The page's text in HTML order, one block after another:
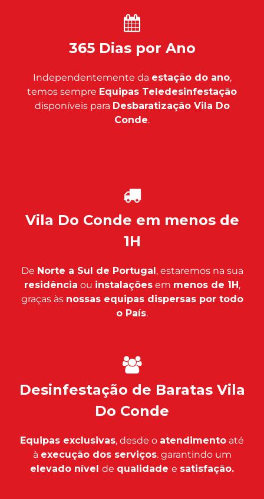
365 Dias por Ano
Independentemente da estação do ano,
temos sempre Equipas Teledesinfestação
disponíveis para Desbaratização Vila Do
Conde.
Vila Do Conde em menos de
1H
De Norte a Sul de Portugal, estaremos na sua
residência ou instalaçõesem menos de 1H,
graças às nossas equipas dispersas por todo
o País.
Desinfestação de Baratas Vila
Do Conde
Equipas exclusivas, desde o atendimento até
à execução dos serviços. garantindo um
elevado nível de qualidade e satisfação.